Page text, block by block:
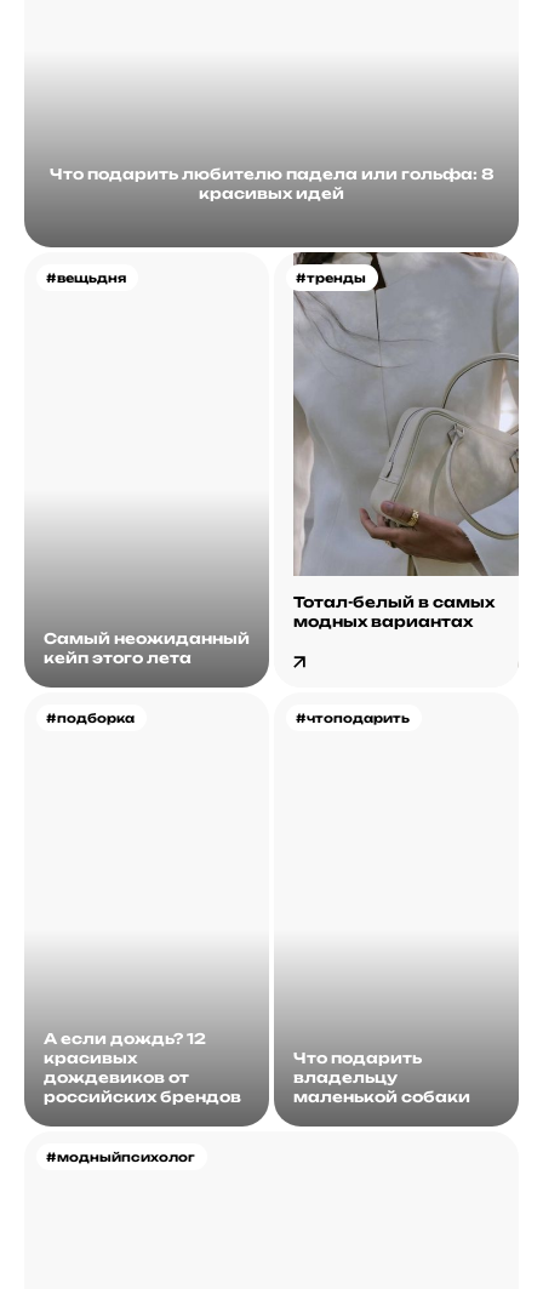
Что подарить любителю падела или гольфа: 8
красивых идей
#вещьдня
Самый неожиданный
кейп этого лета
#тренды
Тотал-белый в самых
модных вариантах
#подборка
А если дождь? 12
красивых
дождевиков от
российских брендов
#модныйпсихолог
#чтоподарить
Что подарить
владельцу
маленькой собаки